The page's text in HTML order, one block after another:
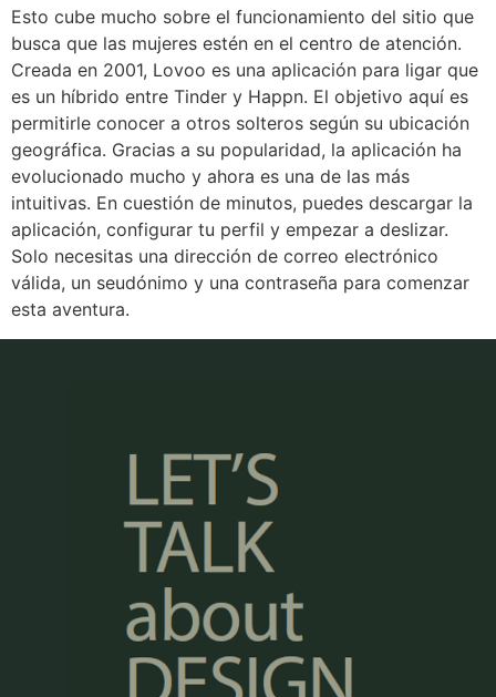
Esto cube mucho sobre el funcionamiento del sitio que
busca que las mujeres estén en el centro de atención.
Creada en 2001, Lovoo es una aplicación para ligar que
es un híbrido entre Tinder y Happn. El objetivo aquí es
permitirle conocer a otros solteros según su ubicación
geográfica. Gracias a su popularidad, la aplicación ha
evolucionado mucho y ahora es una de las más
intuitivas. En cuestión de minutos, puedes descargar la
aplicación, configurar tu perfil y empezar a deslizar.
Solo necesitas una dirección de correo electrónico
válida, un seudónimo y una contraseña para comenzar
esta aventura.